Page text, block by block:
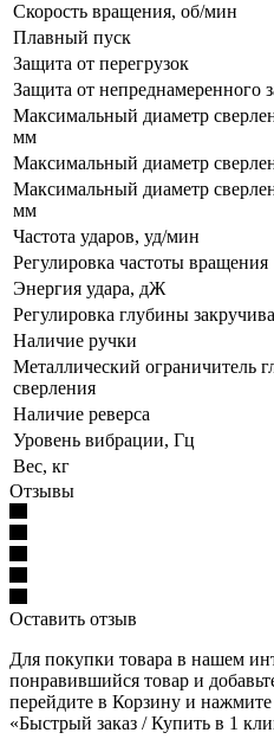
Скорость вращения, об/мин
Плавный пуск
Защита от перегрузок
Защита от непреднамеренного
Максимальный диаметр
мм
Максимальный диаметр
Максимальный диаметр
мм
Частота ударов, уд/мин
Регулировка частоты вращения
Энергия удара, дЖ
Регулировка глубины
Наличие ручки
Металлический ограничитель
сверления
Наличие реверса
Уровень вибрации, Гц
Вес, кг
Отзывы
Оставить отзыв
Для покупки товара в нашем
понравившийся товар и
перейдите в Корзину и
«Быстрый заказ / Купить в 1